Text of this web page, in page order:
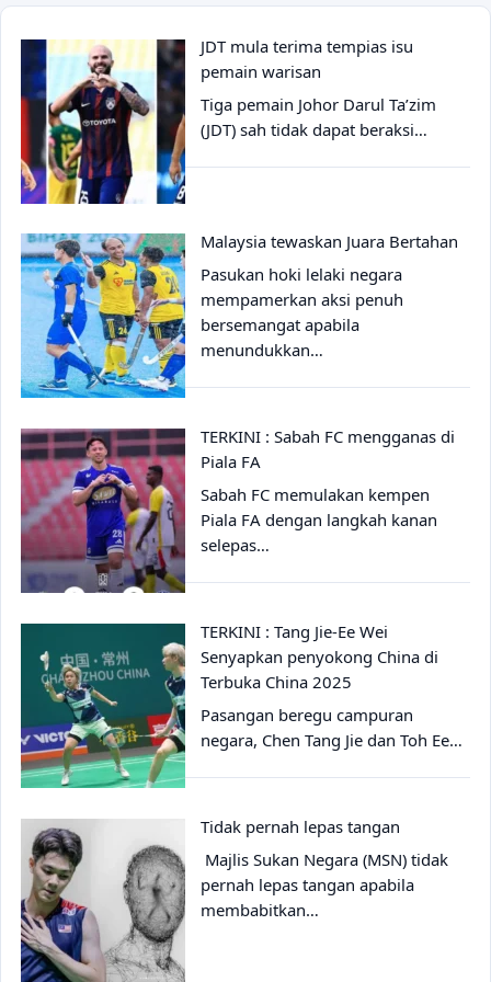
JDT mula terima tempias isu
pemain warisan
Tiga pemain Johor Darul Ta’zim
(JDT) sah tidak dapat beraksi…
Malaysia tewaskan Juara Bertahan
Pasukan hoki lelaki negara
mempamerkan aksi penuh
bersemangat apabila
menundukkan…
TERKINI : Sabah FC mengganas di
Piala FA
Sabah FC memulakan kempen
Piala FA dengan langkah kanan
selepas…
TERKINI : Tang Jie-Ee Wei
Senyapkan penyokong China di
Terbuka China 2025
Pasangan beregu campuran
negara, Chen Tang Jie dan Toh Ee…
Tidak pernah lepas tangan
Majlis Sukan Negara (MSN) tidak
pernah lepas tangan apabila
membabitkan…